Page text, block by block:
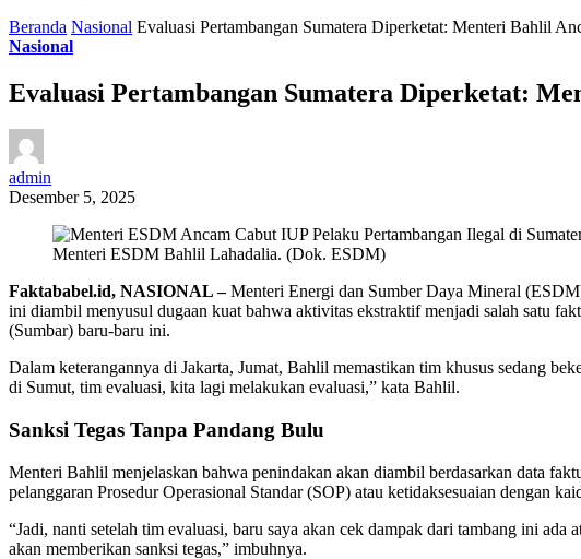
Beranda Nasional Evaluasi Pertambangan Sumatera Diperketat: Menteri Bahlil
Nasional
Evaluasi Pertambangan Sumatera Diperketat:
admin
Desember 5, 2025
Menteri ESDM Bahlil Lahadalia. (Dok. ESDM)
Faktababel.id, NASIONAL –Menteri Energi dan Sumber Daya Mineral
ini diambil menyusul dugaan kuat bahwa aktivitas ekstraktif menjadi salah satu
(Sumbar) baru-baru ini.
Dalam keterangannya di Jakarta, Jumat, Bahlil memastikan tim khusus sedang
di Sumut, tim evaluasi, kita lagi melakukan evaluasi,” kata Bahlil.
Sanksi Tegas Tanpa Pandang Bulu
Menteri Bahlil menjelaskan bahwa penindakan akan diambil berdasarkan data
pelanggaran Prosedur Operasional Standar (SOP) atau ketidaksesuaian dengan
“Jadi, nanti setelah tim evaluasi, baru saya akan cek dampak dari tambang ini
akan memberikan sanksi tegas,” imbuhnya.